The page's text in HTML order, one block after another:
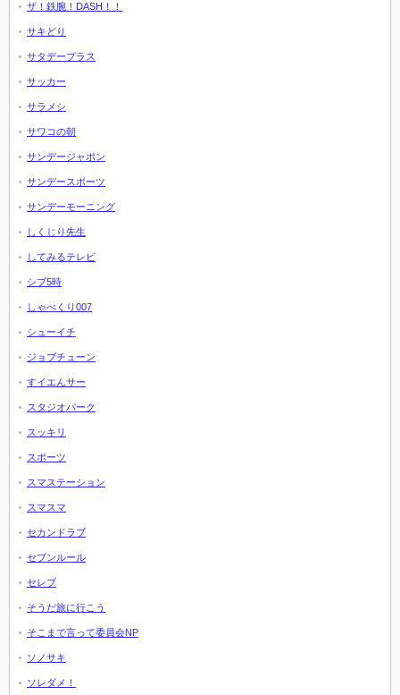
ザ！鉄腕！DASH！！
サキどり
サタデープラス
サッカー
サラメシ
サワコの朝
サンデージャポン
サンデースポーツ
サンデーモーニング
しくじり先生
してみるテレビ
シブ5時
しゃべくり007
シューイチ
ジョブチューン
すイエんサー
スタジオパーク
スッキリ
スポーツ
スマステーション
スマスマ
セカンドラブ
セブンルール
セレブ
そうだ旅に行こう
そこまで言って委員会NP
ソノサキ
ソレダメ！